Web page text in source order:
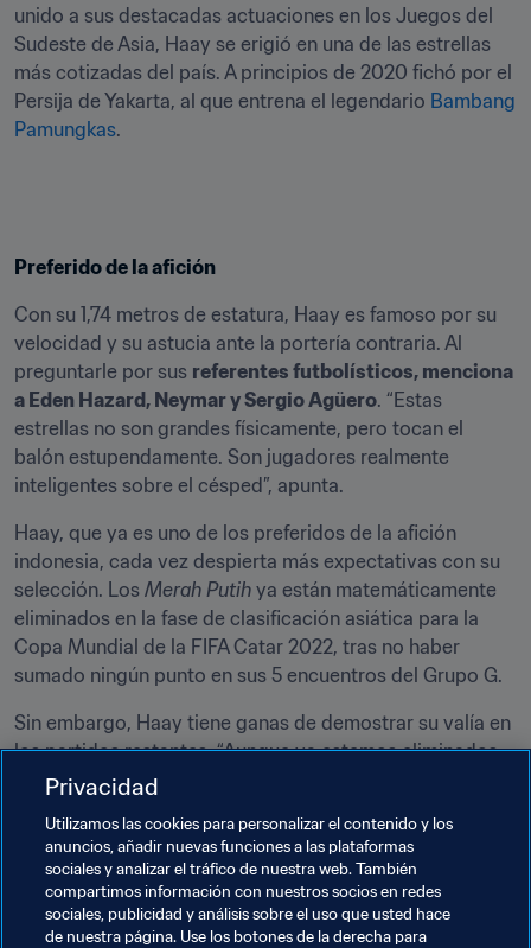
unido a sus destacadas actuaciones en los Juegos del
Sudeste de Asia, Haay se erigió en una de las estrellas
más cotizadas del país. A principios de 2020 fichó por el
Persija de Yakarta, al que entrena el legendario Bambang
Pamungkas.
Preferido de la afición
Con su 1,74 metros de estatura, Haay es famoso por su
velocidad y su astucia ante la portería contraria. Al
preguntarle por sus referentes futbolísticos, menciona
a Eden Hazard, Neymar y Sergio Agüero. “Estas
estrellas no son grandes físicamente, pero tocan el
balón estupendamente. Son jugadores realmente
inteligentes sobre el césped”, apunta.
Haay, que ya es uno de los preferidos de la afición
indonesia, cada vez despierta más expectativas con su
selección. Los Merah Putih ya están matemáticamente
eliminados en la fase de clasificación asiática para la
Copa Mundial de la FIFA Catar 2022, tras no haber
sumado ningún punto en sus 5 encuentros del Grupo G.
Sin embargo, Haay tiene ganas de demostrar su valía en
los partidos restantes. “Aunque ya estemos eliminados,
tenemos que permanecer concentrados en cada
fuerza marcar y ayudar al equipo a ganar. Tenemos que
trabajar más duro y ser más disciplinados. Así seremos
un mejor equipo”, concluye.
Privacidad
Utilizamos las cookies para personalizar el contenido y los
anuncios, añadir nuevas funciones a las plataformas
sociales y analizar el tráfico de nuestra web. También
compartimos información con nuestros socios en redes
sociales, publicidad y análisis sobre el uso que usted hace
de nuestra página. Use los botones de la derecha para